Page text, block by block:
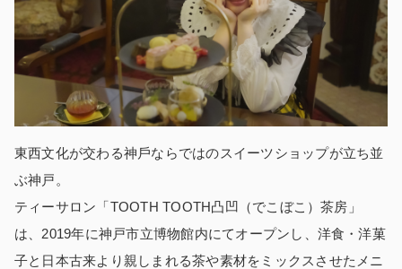
東⻄文化が交わる神⼾ならではのスイーツショップが立ち並
ぶ神戸。
ティーサロン「TOOTH TOOTH凸凹（でこぼこ）茶房」
は、2019年に神戸市立博物館内にてオープンし、洋食・洋菓
子と日本古来より親しまれる茶や素材をミックスさせたメニ